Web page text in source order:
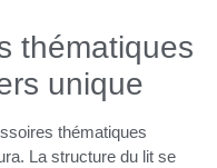
thématiques
unique
thématiques
La structure du lit se